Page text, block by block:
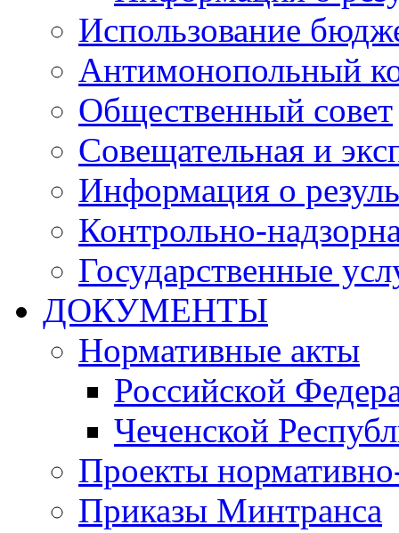
Использование
Антимонопольный
Общественный совет
Совещательная и
Информация о
Контрольно-
Государственные
ДОКУМЕНТЫ
Нормативные акты
Российской
Чеченской
Проекты
Приказы Минтранса